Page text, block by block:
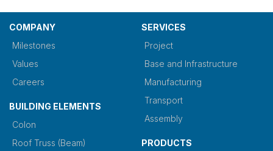
COMPANY
Milestones
Values
Careers
BUILDING ELEMENTS
Colon
Roof Truss (Beam)
SERVICES
Project
Base and Infrastructure
Manufacturing
Transport
Assembly
PRODUCTS